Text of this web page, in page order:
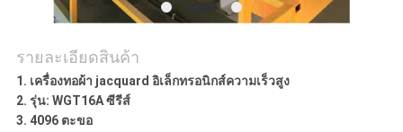
PRIVACY
POLICY
รายละเอียดสินค้า
1. เครื่องทอผ้า jacquard อิเล็กทรอนิกส์ความเร็วสูง
2. รุ่น: WGT16A ซีรีส์
3. 4096 ตะขอ